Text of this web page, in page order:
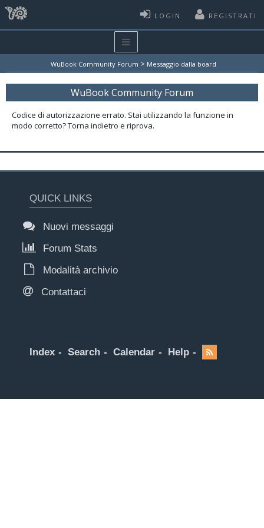
LOGIN REGISTRATI
WuBook Community Forum > Messaggio dalla board
WuBook Community Forum
Codice di autorizzazione errato. Stai utilizzando la funzione in
modo corretto? Torna indietro e riprova.
QUICK LINKS
Nuovi messaggi
Forum Stats
Modalità archivio
Contattaci
Index Search Calendar Help